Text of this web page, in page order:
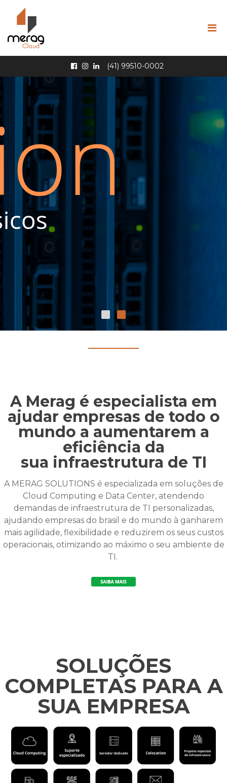
Pular Navegação (s)
(41) 99510-0002
A Merag é especialista em
ajudar empresas de todo o
mundo a aumentarem a
eficiência da
sua infraestrutura de TI
A MERAG SOLUTIONS é especializada em soluções de
Cloud Computing e Data Center, atendendo
demandas de infraestrutura de TI personalizadas,
ajudando empresas do brasil e do mundo à ganharem
mais agilidade, flexibilidade e reduzirem os seus custos
operacionais, otimizando ao máximo o seu ambiente de
TI.
SOLUÇÕES
COMPLETAS PARA A
SUA EMPRESA